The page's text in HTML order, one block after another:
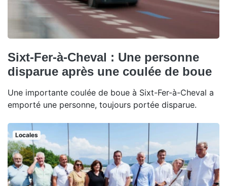
Sixt-Fer-à-Cheval : Une personne
disparue après une coulée de boue
Une importante coulée de boue à Sixt-Fer-à-Cheval a
emporté une personne, toujours portée disparue.
Locales